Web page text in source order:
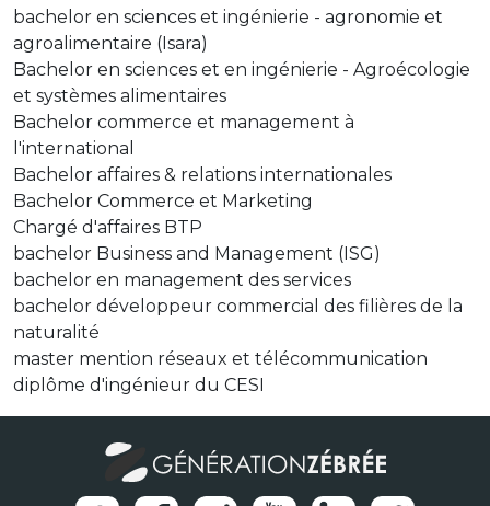
bachelor en sciences et ingénierie - agronomie et
agroalimentaire (Isara)
Bachelor en sciences et en ingénierie - Agroécologie
et systèmes alimentaires
Bachelor commerce et management à
l'international
Bachelor affaires & relations internationales
Bachelor Commerce et Marketing
Chargé d'affaires BTP
bachelor Business and Management (ISG)
bachelor en management des services
bachelor développeur commercial des filières de la
naturalité
master mention réseaux et télécommunication
diplôme d'ingénieur du CESI